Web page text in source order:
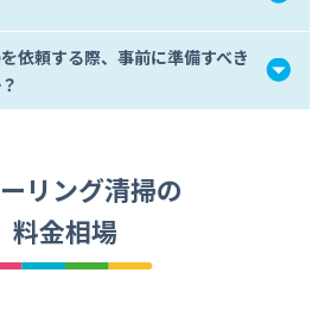
依頼する際、事前に準備すべき
リング清掃の
料金相場